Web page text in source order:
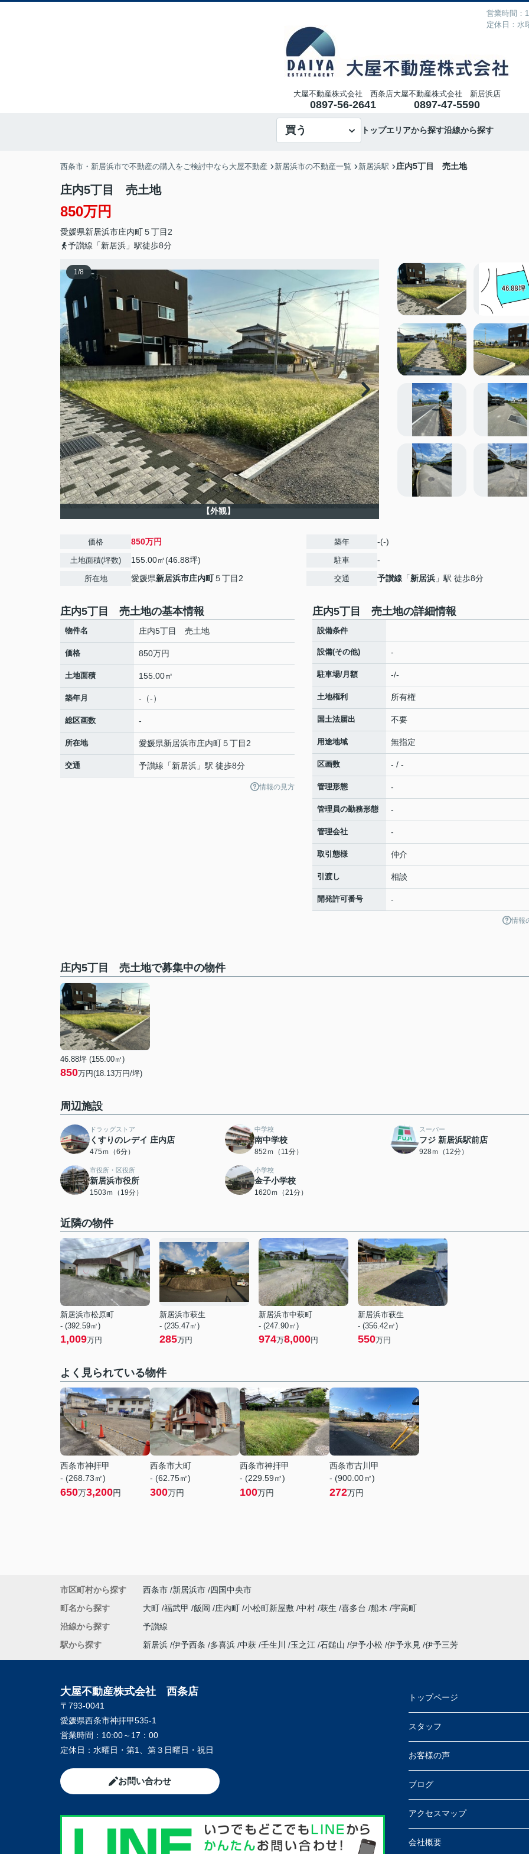
営業時間：
定休日：水
大屋不動産株式会社 西条店
0897-56-2641
大屋不動産株式会社 新居浜店
0897-47-5590
買う トップエリアから探す沿線から探す
西条市・新居浜市で不動産の購入をご検討中なら大屋不動産 新居浜市の不動産一覧 新居浜駅 庄内5丁目 売土地
庄内5丁目 売土地
850万円
愛媛県新居浜市庄内町５丁目2
予讃線「新居浜」駅徒歩8分
1/8
【外観】
価格 850万円
土地面積(坪数) 155.00㎡(46.88坪)
所在地 愛媛県新居浜市庄内町５丁目2
築年 -(-)
駐車 -
交通 予讃線 「新居浜 」駅 徒歩8分
庄内5丁目 売土地の基本情報
物件名 庄内5丁目 売土地
価格 850万円
土地面積 155.00㎡
築年月 -（-）
総区画数 -
所在地 愛媛県新居浜市庄内町５丁目2
交通 予讃線 「新居浜 」駅 徒歩8分
情報の見方
庄内5丁目 売土地の詳細情報
設備条件
設備(その他) -
駐車場/月額 -/-
土地権利 所有権
国土法届出 不要
用途地域 無指定
区画数 - / -
管理形態 -
管理員の勤務形態 -
管理会社 -
取引態様 仲介
引渡し 相談
開発許可番号 -
情報
庄内5丁目 売土地で募集中の物件
46.88坪 (155.00㎡)
850万円(18.13万円/坪)
周辺施設
ドラッグストア
くすりのレデイ 庄内店
475ｍ（6分）
中学校
南中学校
852ｍ（11分）
スーパー
フジ 新居浜駅前店
928ｍ（12分）
市役所・区役所
新居浜市役所
1503ｍ（19分）
小学校
金子小学校
1620ｍ（21分）
近隣の物件
新居浜市松原町
- (392.59㎡)
1,009万円
新居浜市萩生
- (235.47㎡)
285万円
新居浜市中萩町
- (247.90㎡)
974万8,000円
新居浜市萩生
- (356.42㎡)
550万円
よく見られている物件
西条市神拝甲
- (268.73㎡)
650万3,200円
西条市大町
- (62.75㎡)
300万円
西条市神拝甲
- (229.59㎡)
100万円
西条市古川甲
- (900.00㎡)
272万円
市区町村から探す 西条市 新居浜市 四国中央市
町名から探す
大町 福武甲 飯岡 庄内町 小松町新屋敷 中村 萩生 喜多台 船木 宇高町
沿線から探す
予讃線
駅から探す
新居浜 伊予西条 多喜浜 中萩 壬生川 玉之江 石鎚山 伊予小松 伊予氷見 伊予三芳
大屋不動産株式会社 西条店
〒793-0041
愛媛県西条市神拝甲535-1
営業時間： 10:00～17：00
定休日： 水曜日・第1、第３日曜日・祝日
お問い合わせ
トップページ
スタッフ
お客様の声
ブログ
アクセスマップ
会社概要